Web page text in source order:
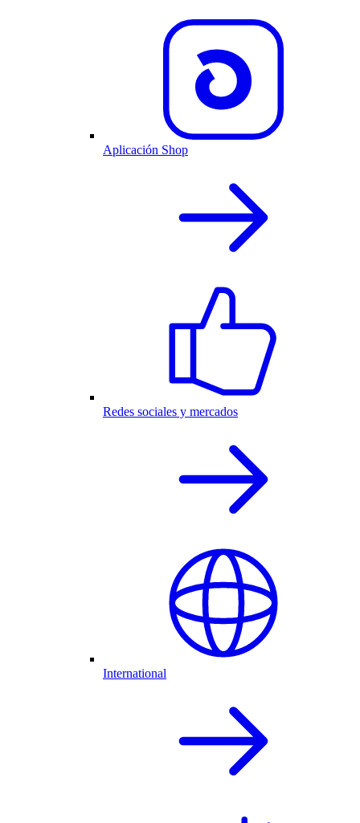
Aplicación Shop
Redes sociales y mercados
International